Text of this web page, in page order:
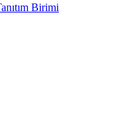
Birimi